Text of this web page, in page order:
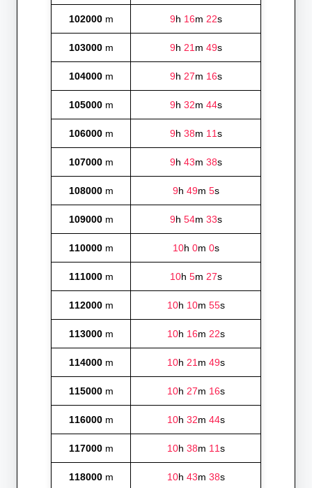
102000m 9h 16m 22s
103000m 9h 21m 49s
104000m 9h 27m 16s
105000m 9h 32m 44s
106000m 9h 38m 11s
107000m 9h 43m 38s
108000m 9h 49m 5s
109000m 9h 54m 33s
110000m 10h 0m 0s
111000m 10h 5m 27s
112000m 10h 10m 55s
113000m 10h 16m 22s
114000m 10h 21m 49s
115000m 10h 27m 16s
116000m 10h 32m 44s
117000m 10h 38m 11s
118000m 10h 43m 38s